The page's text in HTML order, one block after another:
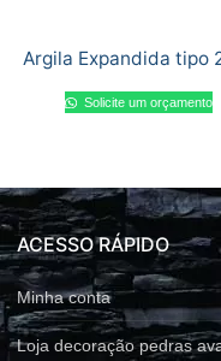
Argila Expandida tipo
Solicite um orçamento
ACESSO RÁPIDO
Minha conta
Loja decoração pedras